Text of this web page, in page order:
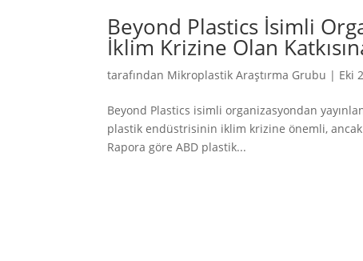
Beyond Plastics İsimli
İklim Krizine Olan
tarafından Mikroplastik Araştırma Grubu | Eki
Beyond Plastics isimli organizasyondan
plastik endüstrisinin iklim krizine önemli, ancak
Rapora göre ABD plastik...